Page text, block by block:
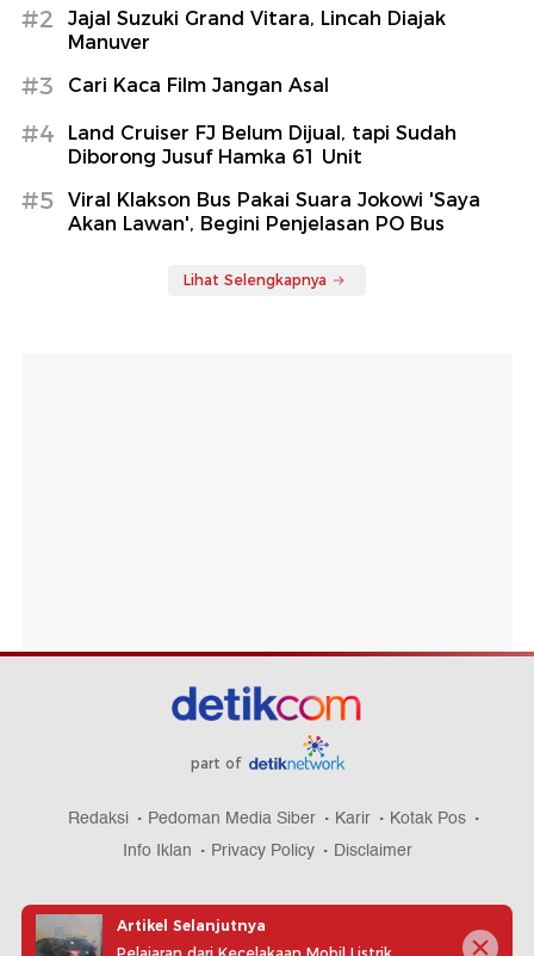
#2
Jajal Suzuki Grand Vitara, Lincah Diajak
Manuver
#3 Cari Kaca Film Jangan Asal
#4
Land Cruiser FJ Belum Dijual, tapi Sudah
Diborong Jusuf Hamka 61 Unit
#5
Viral Klakson Bus Pakai Suara Jokowi 'Saya
Akan Lawan', Begini Penjelasan PO Bus
Lihat Selengkapnya
part of
Redaksi Pedoman Media Siber Karir
Kotak Pos
Info Iklan
Privacy Policy Disclaimer
Artikel Selanjutnya
Pelajaran dari Kecelakaan Mobil Listrik